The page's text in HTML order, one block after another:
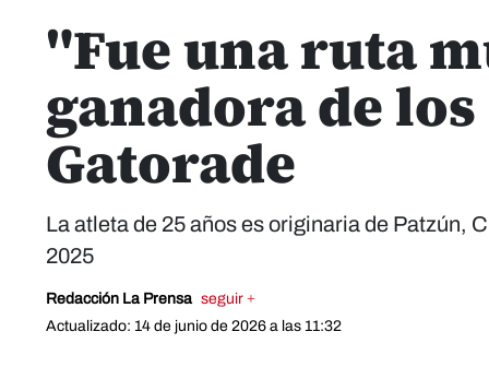
"Fue una ruta
ganadora de los
Gatorade
La atleta de 25 años es originaria de Patzún,
2025
Redacción La Prensa seguir +
Actualizado: 14 de junio de 2026 a las 11:32